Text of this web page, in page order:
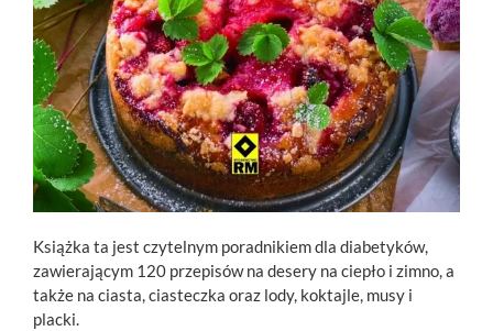
Książka ta jest czytelnym poradnikiem dla diabetyków,
zawierającym 120 przepisów na desery na ciepło i zimno, a
także na ciasta, ciasteczka oraz lody, koktajle, musy i
placki.